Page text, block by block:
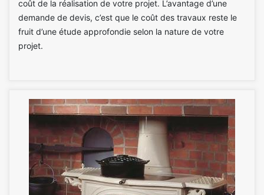
coût de la réalisation de votre projet. L’avantage d’une
demande de devis, c’est que le coût des travaux reste le
fruit d’une étude approfondie selon la nature de votre
projet.